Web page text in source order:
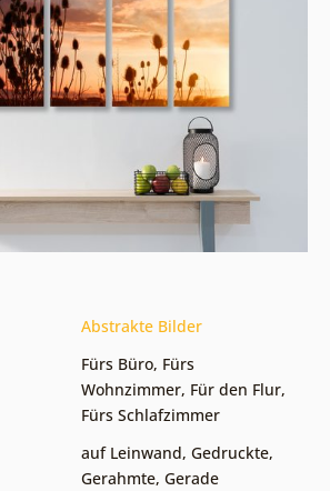
Abstrakte Bilder
Fürs Büro, Fürs
Wohnzimmer, Für den Flur,
Fürs Schlafzimmer
auf Leinwand, Gedruckte,
Gerahmte, Gerade